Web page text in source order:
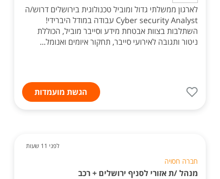
לארגון ממשלתי גדול ומוביל טכנולוגית בירושלים דרוש/ה
Cyber security Analyst עבודה במודל היברידי!
השתלבות בצוות אבטחת מידע וסייבר מוביל, הכוללת
ניטור ותגובה לאירועי סייבר, תחקור איומים ואנומל...
הגשת מועמדות
לפני 11 שעות
חברה חסויה
מנהל /ת אזורי לסניף ירושלים + רכב